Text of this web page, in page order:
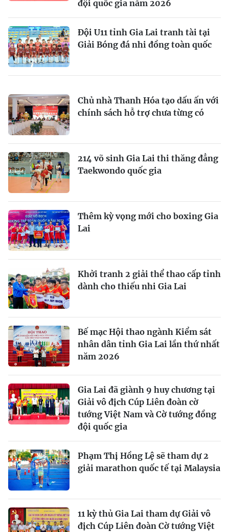
đội quốc gia năm 2026
Đội U11 tỉnh Gia Lai tranh tài tại
Giải Bóng đá nhi đồng toàn quốc
Chủ nhà Thanh Hóa tạo dấu ấn với
chính sách hỗ trợ chưa từng có
214 võ sinh Gia Lai thi thăng đẳng
Taekwondo quốc gia
Thêm kỳ vọng mới cho boxing Gia
Lai
Khởi tranh 2 giải thể thao cấp tỉnh
dành cho thiếu nhi Gia Lai
Bế mạc Hội thao ngành Kiểm sát
nhân dân tỉnh Gia Lai lần thứ nhất
năm 2026
Gia Lai đã giành 9 huy chương tại
Giải vô địch Cúp Liên đoàn cờ
tướng Việt Nam và Cờ tướng đồng
đội quốc gia
Phạm Thị Hồng Lệ sẽ tham dự 2
giải marathon quốc tế tại Malaysia
11 kỳ thủ Gia Lai tham dự Giải vô
địch Cúp Liên đoàn Cờ tướng Việt